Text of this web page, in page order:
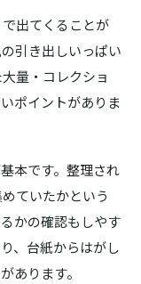
出てくることが
引き出しいっぱい
量・コレクショ
ポイントがありま
本です。整理され
ていたかという
かの確認もしやす
、台紙からはがし
あります。